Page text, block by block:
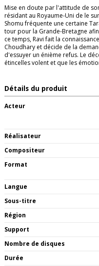
Mise en doute par l'attitude de
résidant au Royaume-Uni de le
Shomu fréquente une certaine
tour pour la Grande-Bretagne
ce temps, Ravi fait la
Choudhary et décide de la
d'essuyer un énième refus. Le
étincelles volent et que les
Détails du produit
Acteur
Réalisateur
Compositeur
Format
Langue
Sous-titre
Région
Support
Nombre de disques
Durée